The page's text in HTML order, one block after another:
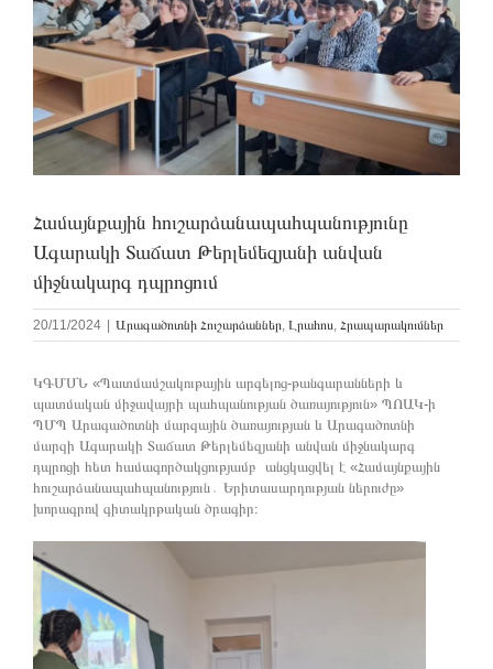
Համայնքային հուշարձանապահպանությունը
Ագարակի Տաճատ Թերլեմեզյանի անվան
միջնակարգ դպրոցում
20/11/2024 Արագածոտնի Հուշարձաններ, Լրահոս, Հրապարակումներ
ԿԳՄՍՆ «Պատմամշակութային արգելոց-թանգարանների և
պատմական միջավայրի պահպանության ծառայություն» ՊՈԱԿ-ի
ՊՄՊ Արագածոտնի մարզային ծառայության և Արագածոտնի
մարզի Ագարակի Տաճատ Թերլեմեզյանի անվան միջնակարգ
դպրոցի հետ համագործակցությամբ անցկացվել է «Համայնքային
հուշարձանապահպանություն․ Երիտասարդության ներուժը»
խորագրով գիտակրթական ծրագիր։